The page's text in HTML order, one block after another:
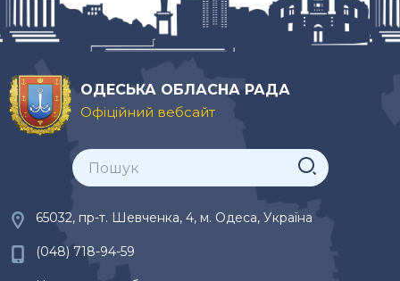
ОДЕСЬКА ОБЛАСНА РАДА
Офіційний вебсайт
65032, пр-т. Шевченка, 4, м. Одеса, Україна
(048) 718-94-59